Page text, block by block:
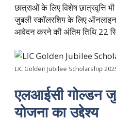
छात्राओं के लिए विशेष छात्रवृत्ति
जुबली स्कॉलरशिप के लिए
आवेदन करने की अंतिम तिथि 22
LIC Golden Jubilee Scholarship
एलआईसी गोल्डन
योजना का उद्देश्य